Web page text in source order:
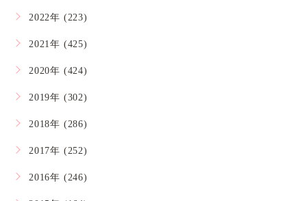
2022年 (223)
2021年 (425)
2020年 (424)
2019年 (302)
2018年 (286)
2017年 (252)
2016年 (246)